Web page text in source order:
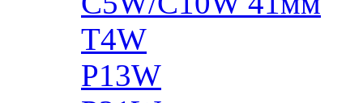
T4W
P13W